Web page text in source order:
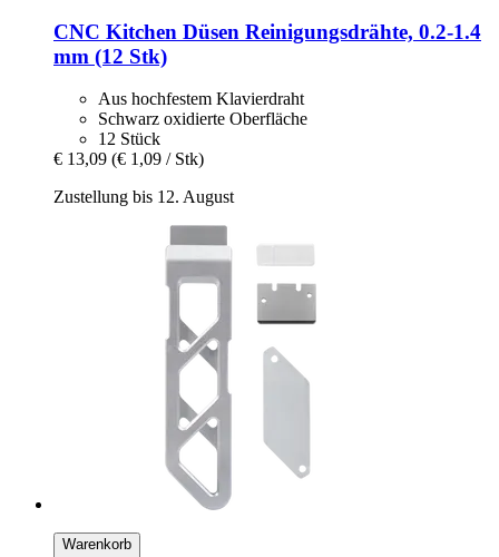
CNC Kitchen Düsen Reinigungsdrähte, 0.2-​1.4
mm (12 Stk)
Aus hochfestem Klavierdraht
Schwarz oxidierte Oberfläche
12 Stück
€ 13,09 (€ 1,09 / Stk)
Zustellung bis 12. August
Warenkorb